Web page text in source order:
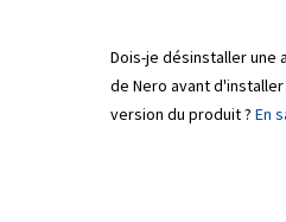
Dois-je désinstaller une
de Nero avant
version du produit ? En